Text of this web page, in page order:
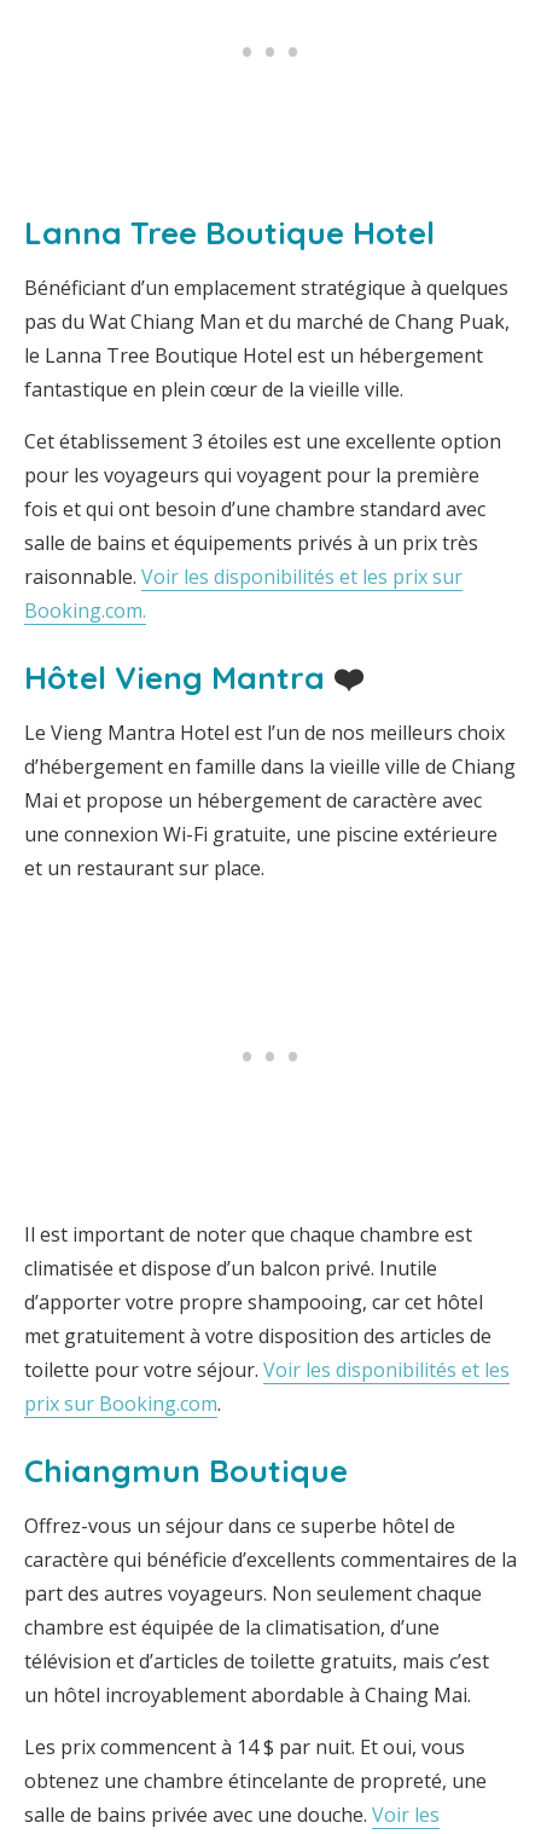
Lanna Tree Boutique Hotel
Bénéficiant d’un emplacement stratégique à quelques
pas du Wat Chiang Man et du marché de Chang Puak,
le Lanna Tree Boutique Hotel est un hébergement
fantastique en plein cœur de la vieille ville.
Cet établissement 3 étoiles est une excellente option
pour les voyageurs qui voyagent pour la première
fois et qui ont besoin d’une chambre standard avec
salle de bains et équipements privés à un prix très
raisonnable. Voir les disponibilités et les prix sur
Booking.com.
Hôtel Vieng Mantra ❤️
Le Vieng Mantra Hotel est l’un de nos meilleurs choix
d’hébergement en famille dans la vieille ville de Chiang
Mai et propose un hébergement de caractère avec
une connexion Wi-Fi gratuite, une piscine extérieure
et un restaurant sur place.
Il est important de noter que chaque chambre est
climatisée et dispose d’un balcon privé. Inutile
d’apporter votre propre shampooing, car cet hôtel
met gratuitement à votre disposition des articles de
toilette pour votre séjour. Voir les disponibilités et les
prix sur Booking.com.
Chiangmun Boutique
Offrez-vous un séjour dans ce superbe hôtel de
caractère qui bénéficie d’excellents commentaires de la
part des autres voyageurs. Non seulement chaque
chambre est équipée de la climatisation, d’une
télévision et d’articles de toilette gratuits, mais c’est
un hôtel incroyablement abordable à Chaing Mai.
Les prix commencent à 14 $ par nuit. Et oui, vous
obtenez une chambre étincelante de propreté, une
salle de bains privée avec une douche. Voir les